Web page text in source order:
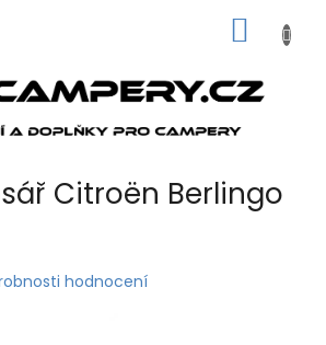
KOŠÍK
Citroën Berlingo
hodnocení